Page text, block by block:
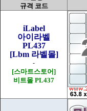
규격 코드
iLabel
아이라벨
PL437
[Lbm 라벨몰]
-
[스마트스토어]
비트몰 PL437